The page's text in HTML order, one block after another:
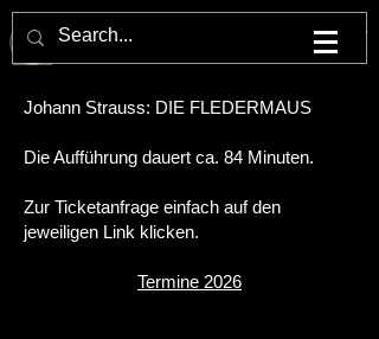
M U L T U M . I N . P A R V O . O P E R N H A U S
Johann Strauss: DIE FLEDERMAUS
Die Aufführung dauert ca. 84 Minuten.
Zur Ticketanfrage einfach auf den
jeweiligen Link klicken.
Termine 2026